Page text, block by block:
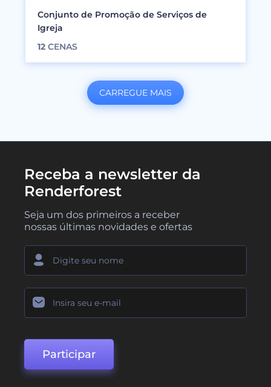
Conjunto de Promoção de Serviços de
Igreja
12 CENAS
CARREGUE MAIS
Receba a newsletter da
Renderforest
Seja um dos primeiros a receber
nossas últimas novidades e ofertas
Participar